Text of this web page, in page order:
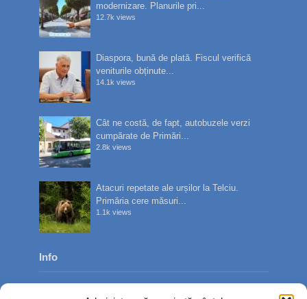
modernizare. Planurile pri...
12.7k views
Diaspora, bună de plată. Fiscul verifică
veniturile obținute...
14.1k views
Cât ne costă, de fapt, autobuzele verzi
cumpărate de Primări...
2.8k views
Atacuri repetate ale urșilor la Telciu.
Primăria cere măsuri...
1.1k views
Info